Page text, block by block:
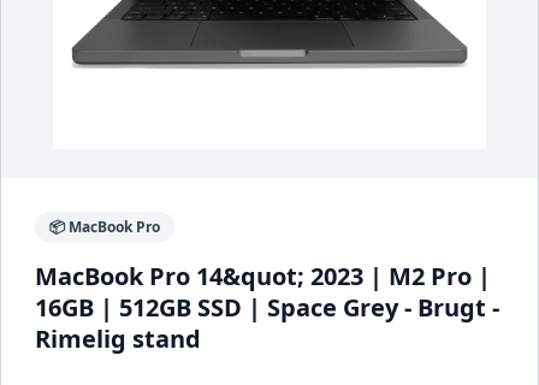
📦 MacBook Pro
MacBook Pro 14&quot; 2023 | M2 Pro |
16GB | 512GB SSD | Space Grey - Brugt -
Rimelig stand